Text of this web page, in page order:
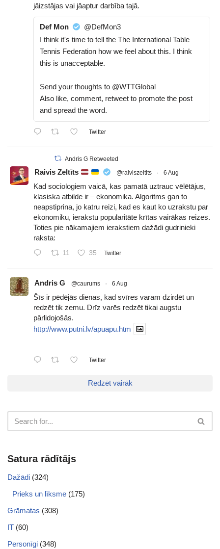
jāizstājas vai jāaptur darbība tajā.
Def Mon
@DefMon3
I think it's time to tell the The International Table
Tennis Federation how we feel about this. I think
this is unacceptable.
Send your thoughts to @WTTGlobal
Also like, comment, retweet to promote the post
and spread the word.
Twitter
Andris G Retweeted
Raivis Zeltīts @raiviszeltits · 6 Aug
Kad sociologiem vaicā, kas pamatā uztrauc vēlētājus,
klasiska atbilde ir – ekonomika. Algoritms gan to
neapstiprina, jo katru reizi, kad es kaut ko uzrakstu par
ekonomiku, ierakstu popularitāte krītas vairākas reizes.
Toties pie nākamajiem ierakstiem dažādi gudrinieki
raksta:
11 35 Twitter
Andris G @caurums · 6 Aug
Šīs ir pēdējās dienas, kad svīres varam dzirdēt un
redzēt tik zemu. Drīz varēs redzēt tikai augstu
pārlidojošās.
http://www.putni.lv/apuapu.htm
Twitter
Redzēt vairāk
Satura rādītājs
Dažādi (324)
Prieks un līksme (175)
Grāmatas (308)
IT (60)
Personīgi (348)